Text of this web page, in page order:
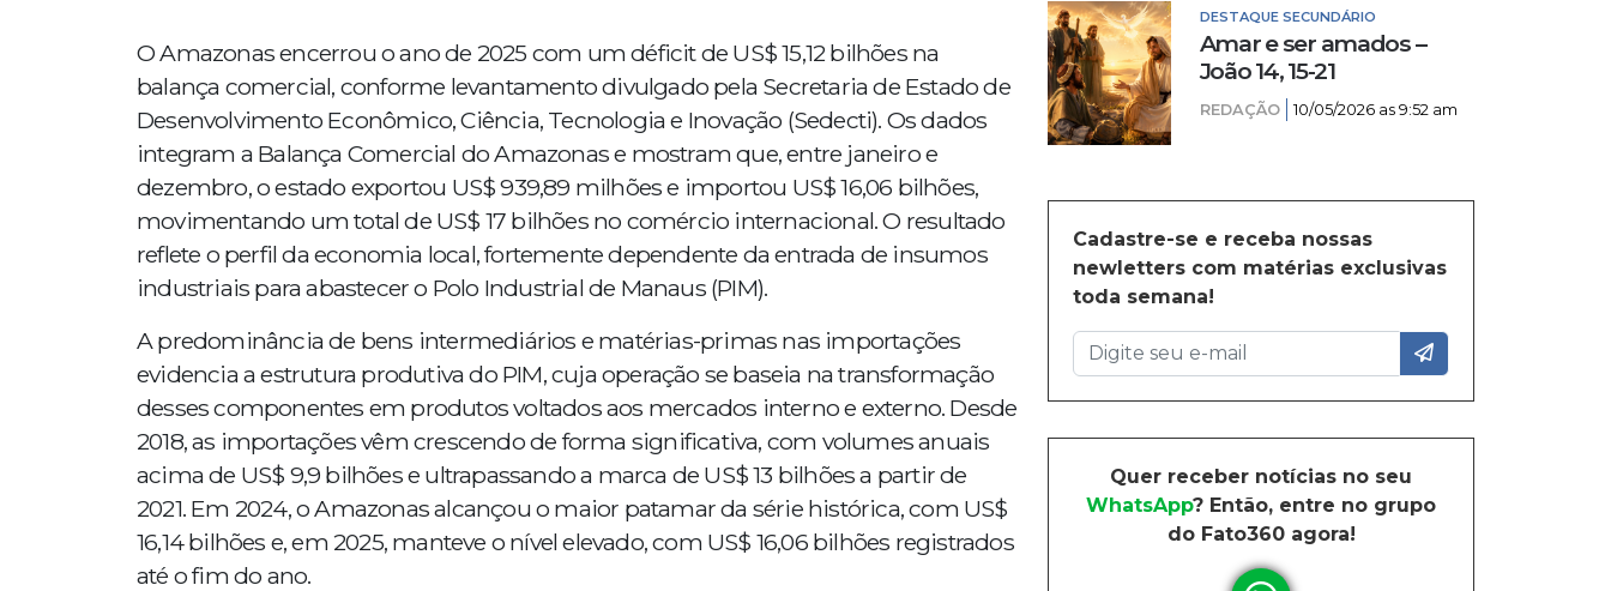
O Amazonas encerrou o ano de 2025 com um déficit de US$ 15,12 bilhões na
balança comercial, conforme levantamento divulgado pela Secretaria de Estado de
Desenvolvimento Econômico, Ciência, Tecnologia e Inovação (Sedecti). Os dados
integram a Balança Comercial do Amazonas e mostram que, entre janeiro e
dezembro, o estado exportou US$ 939,89 milhões e importou US$ 16,06 bilhões,
movimentando um total de US$ 17 bilhões no comércio internacional. O resultado
reflete o perfil da economia local, fortemente dependente da entrada de insumos
industriais para abastecer o Polo Industrial de Manaus (PIM).
A predominância de bens intermediários e matérias-primas nas importações
evidencia a estrutura produtiva do PIM, cuja operação se baseia na transformação
desses componentes em produtos voltados aos mercados interno e externo. Desde
2018, as importações vêm crescendo de forma significativa, com volumes anuais
acima de US$ 9,9 bilhões e ultrapassando a marca de US$ 13 bilhões a partir de
2021. Em 2024, o Amazonas alcançou o maior patamar da série histórica, com US$
16,14 bilhões e, em 2025, manteve o nível elevado, com US$ 16,06 bilhões registrados
até o fim do ano.
DESTAQUE SECUNDÁRIO
Amar e ser amados –
João 14, 15-21
REDAÇÃO 10/05/2026 as 9:52 am
Cadastre-se e receba nossas
newletters com matérias exclusivas
toda semana!
Quer receber notícias no seu
WhatsApp? Então, entre no grupo
do Fato360 agora!